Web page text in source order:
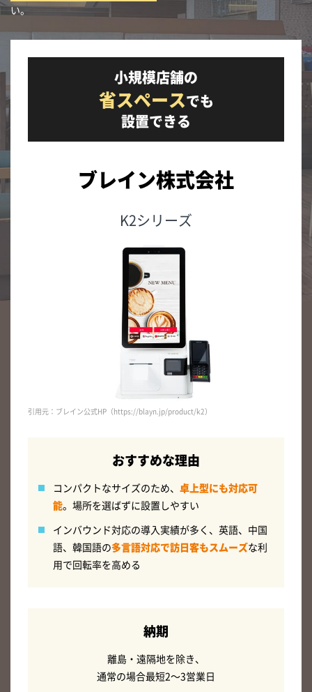
い。
小規模店舗の
省スペースでも
設置できる
ブレイン株式会社
K2シリーズ
引用元：ブレイン公式HP（https://blayn.jp/product/k2）
おすすめな理由
コンパクトなサイズのため、 卓上型にも対応可
能。場所を選ばずに設置しやすい
インバウンド対応の導入実績が多く、英語、中国
語、韓国語の多言語対応で訪日客もスムーズな利
用で回転率を高める
納期
離島・遠隔地を除き、
通常の場合最短2～3営業日